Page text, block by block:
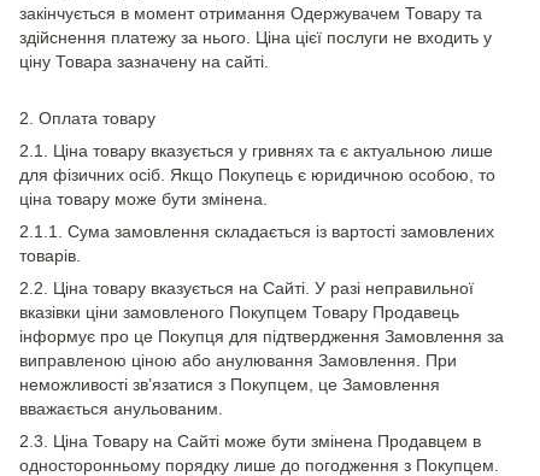
закінчується в момент отримання Одержувачем Товару та
здійснення платежу за нього. Ціна цієї послуги не входить у
ціну Товара зазначену на сайті.
2. Оплата товару
2.1. Ціна товару вказується у гривнях та є актуальною лише
для фізичних осіб. Якщо Покупець є юридичною особою, то
ціна товару може бути змінена.
2.1.1. Сума замовлення складається із вартості замовлених
товарів.
2.2. Ціна товару вказується на Сайті. У разі неправильної
вказівки ціни замовленого Покупцем Товару Продавець
інформує про це Покупця для підтвердження Замовлення за
виправленою ціною або анулювання Замовлення. При
неможливості зв’язатися з Покупцем, це Замовлення
вважається анульованим.
2.3. Ціна Товару на Сайті може бути змінена Продавцем в
односторонньому порядку лише до погодження з Покупцем.